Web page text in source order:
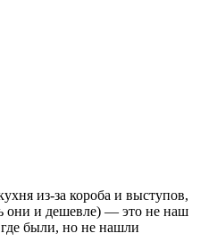
из-за короба и выступов,
они и дешевле) — это не наш
были, но не нашли